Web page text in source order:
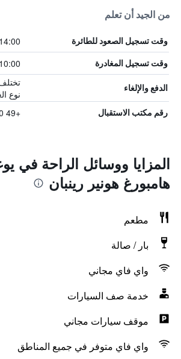
من الجيد أن تعلم
وقت تسجيل الصعود للطائرة 14:00
وقت تسجيل المغادرة 10:00
الدفع والإلغاء
نوع
رقم مكتب الاستقبال +49 40 570 1590
المزايا ووسائل الراحة في
هامبورغ هونير رينبان
مطعم
بار / صالة
واي فاي مجاني
خدمة صف السيارات
موقف سيارات مجاني
واي فاي متوفر في جميع المناطق